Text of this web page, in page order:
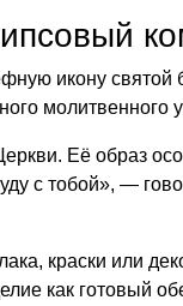
икону
молитвенного
Её образ
с тобой», —
краски или
как готовый